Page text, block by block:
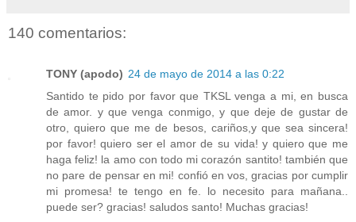
140 comentarios:
TONY (apodo) 24 de mayo de 2014 a las 0:22
Santido te pido por favor que TKSL venga a mi, en busca
de amor. y que venga conmigo, y que deje de gustar de
otro, quiero que me de besos, cariños,y que sea sincera!
por favor! quiero ser el amor de su vida! y quiero que me
haga feliz! la amo con todo mi corazón santito! también que
no pare de pensar en mi! confió en vos, gracias por cumplir
mi promesa! te tengo en fe. lo necesito para mañana..
puede ser? gracias! saludos santo! Muchas gracias!